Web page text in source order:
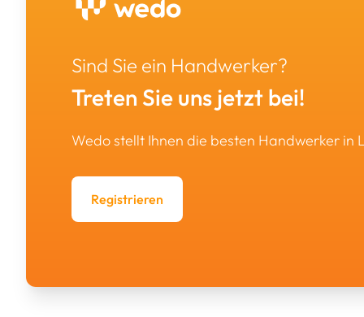
Sind Sie ein Handwerker?
Treten Sie uns jetzt bei!
Wedo stellt Ihnen die besten Handwerker in
Registrieren